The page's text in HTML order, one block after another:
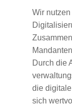
Wir
Durch die
die
sich